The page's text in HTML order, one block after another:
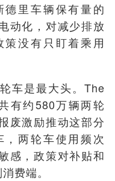
里车辆保有量的
动化，对减少排放
没有只盯着乘用
车是最大头。The
有约580万辆两轮
废激励推动这部分
两轮车使用频次
感，政策对补贴和
费端。